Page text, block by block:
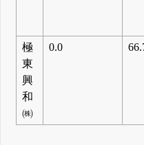
極
東
興
和
㈱
0.0